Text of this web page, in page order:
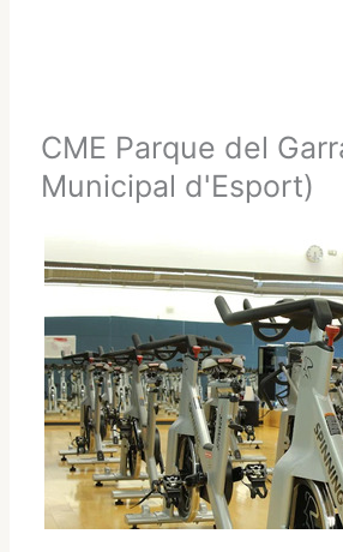
CME Parque del
Municipal d'Esport)